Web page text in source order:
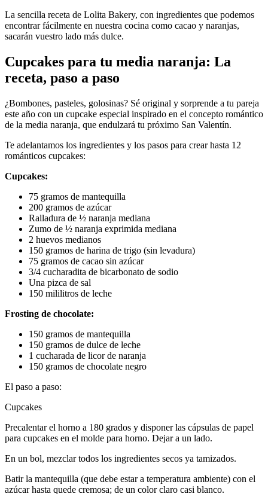
La sencilla receta de Lolita Bakery, con ingredientes que podemos
encontrar fácilmente en nuestra cocina como cacao y naranjas,
sacarán vuestro lado más dulce.
Cupcakes para tu media naranja: La
receta, paso a paso
¿Bombones, pasteles, golosinas? Sé original y sorprende a tu pareja
este año con un cupcake especial inspirado en el concepto romántico
de la media naranja, que endulzará tu próximo San Valentín.
Te adelantamos los ingredientes y los pasos para crear hasta 12
románticos cupcakes:
Cupcakes:
75 gramos de mantequilla
200 gramos de azúcar
Ralladura de ½ naranja mediana
Zumo de ½ naranja exprimida mediana
2 huevos medianos
150 gramos de harina de trigo (sin levadura)
75 gramos de cacao sin azúcar
3/4 cucharadita de bicarbonato de sodio
Una pizca de sal
150 mililitros de leche
Frosting de chocolate:
150 gramos de mantequilla
150 gramos de dulce de leche
1 cucharada de licor de naranja
150 gramos de chocolate negro
El paso a paso:
Cupcakes
Precalentar el horno a 180 grados y disponer las cápsulas de papel
para cupcakes en el molde para horno. Dejar a un lado.
En un bol, mezclar todos los ingredientes secos ya tamizados.
Batir la mantequilla (que debe estar a temperatura ambiente) con el
azúcar hasta quede cremosa; de un color claro casi blanco.